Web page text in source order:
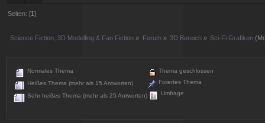
Seiten: [1]
Science Fiction, 3D Modelling & Fan Fiction » Forum» 3D Bereich » Sci-Fi Grafiken
Normales Thema
Heißes Thema (mehr als 15 Antworten)
Sehr heißes Thema (mehr als 25 Antworten)
Thema geschlossen
Fixiertes Thema
Umfrage